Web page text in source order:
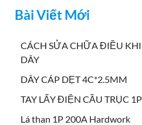
Bài Viết Mới
CÁCH SỬA CHỮA ĐIỀU
DÂY
DÂY CÁP DẸT 4C*2.5MM
TAY LẤY ĐIỆN CẦU TRỤC
Lá than 1P 200A Hardwork